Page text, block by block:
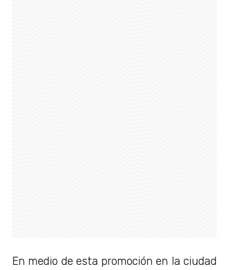
En medio de esta promoción en la ciudad